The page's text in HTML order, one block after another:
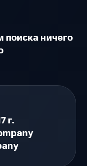
ничего
г.